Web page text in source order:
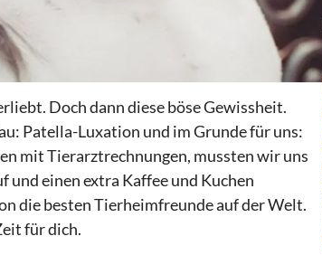
Doch dann diese böse Gewissheit.
Patella-Luxation und im Grunde für uns:
mit Tierarztrechnungen, mussten wir uns
und einen extra Kaffee und Kuchen
die besten Tierheimfreunde auf der Welt.
für dich.